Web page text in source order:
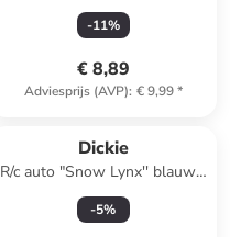
Ferguson Micro Farm Truck"
rood - vanaf 3 jaar
-11%
€ 8,89
Adviesprijs (AVP): € 9,99*
Dickie
R/c auto "Snow Lynx'' blauw -
vanaf 6 jaar
-5%